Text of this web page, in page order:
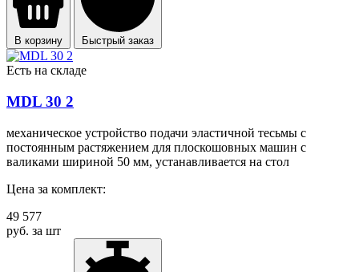
В корзину Быстрый заказ
Есть на складе
MDL 30 2
механическое устройство подачи эластичной тесьмы с
постоянным растяжением для плоскошовных машин с
валиками шириной 50 мм, устанавливается на стол
Цена за комплект:
49 577
руб. за шт